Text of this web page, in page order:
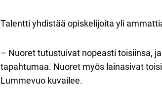
Talentti yhdistää opiskelijoita yli
– Nuoret tutustuivat nopeasti toisiinsa,
tapahtumaa. Nuoret myös lainasivat
Lummevuo kuvailee.